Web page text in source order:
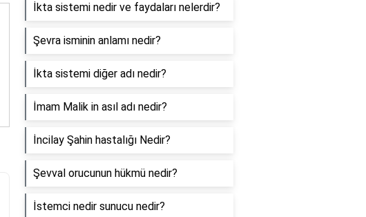
İkta sistemi nedir ve faydaları nelerdir?
Şevra isminin anlamı nedir?
İkta sistemi diğer adı nedir?
İmam Malik in asıl adı nedir?
İncilay Şahin hastalığı Nedir?
Şevval orucunun hükmü nedir?
İstemci nedir sunucu nedir?